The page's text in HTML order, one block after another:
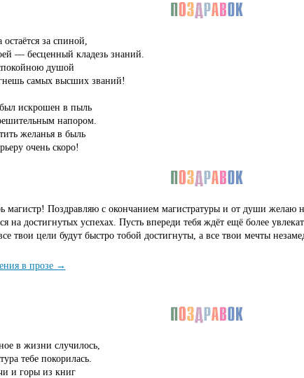
остаётся за спиной,
— бесценный кладезь знаний.
душой
самых высших званий!
искрошен в пыль
напором.
желанья в быль
очень скоро!
магистр! Поздравляю с окончанием магистратуры и от души желаю
на достигнутых успехах. Пусть впереди тебя ждёт ещё более
твои цели будут быстро тобой достигнуты, а все твои мечты
в прозе →
в жизни случилось,
тебе покорилась.
и горы из книг